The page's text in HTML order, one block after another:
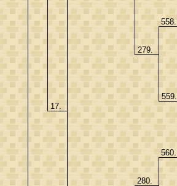
17.
279.
280.